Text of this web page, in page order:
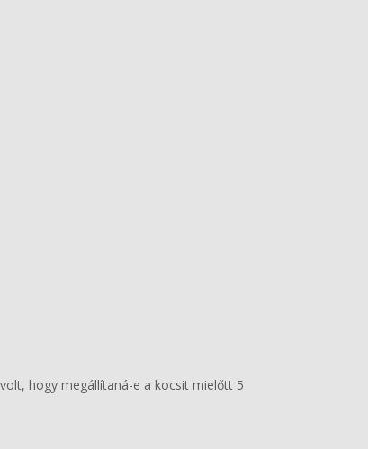
hogy megállítaná-e a kocsit mielőtt 5